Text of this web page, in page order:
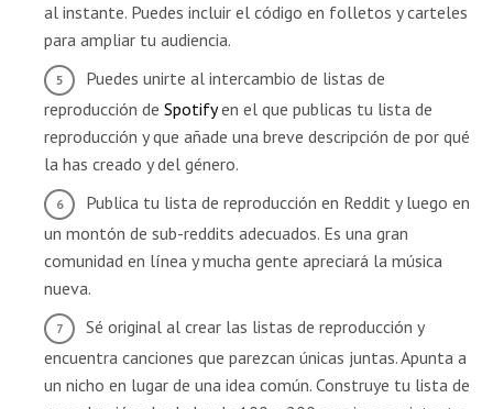
al instante. Puedes incluir el código en folletos y carteles
para ampliar tu audiencia.
Puedes unirte al intercambio de listas de
reproducción de Spotifyen el que publicas tu lista de
reproducción y que añade una breve descripción de por qué
la has creado y del género.
Publica tu lista de reproducción en Reddit y luego en
un montón de sub-reddits adecuados. Es una gran
comunidad en línea y mucha gente apreciará la música
nueva.
Sé original al crear las listas de reproducción y
encuentra canciones que parezcan únicas juntas. Apunta a
un nicho en lugar de una idea común. Construye tu lista de